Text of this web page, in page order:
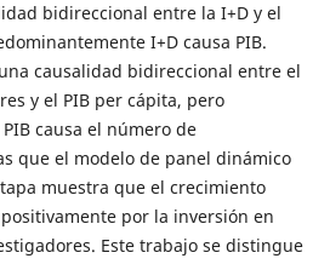
bidireccional entre la I+D y el
I+D causa PIB.
causalidad bidireccional entre el
y el PIB per cápita, pero
causa el número de
que el modelo de panel dinámico
muestra que el crecimiento
por la inversión en
Este trabajo se distingue